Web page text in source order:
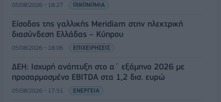
05/08/2026 - 18:27 ΟΙΚΟΝΟΜΙΑ
Είσοδος της γαλλικής Meridiam στην ηλεκτρική
διασύνδεση Ελλάδας – Κύπρου
05/08/2026 - 18:06 ΕΠΙΧΕΙΡΗΣΕΙΣ
ΔΕΗ: Ισχυρή ανάπτυξη στο α΄ εξάμηνο 2026 με
προσαρμοσμένο EBITDA στα 1,2 δισ. ευρώ
05/08/2026 - 17:51 ΕΝΕΡΓΕΙΑ